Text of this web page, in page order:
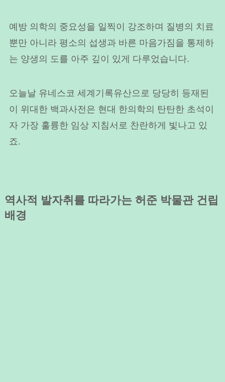
예방 의학의 중요성을 일찍이 강조하며 질병의 치료
뿐만 아니라 평소의 섭생과 바른 마음가짐을 통제하
는 양생의 도를 아주 깊이 있게 다루었습니다.
오늘날 유네스코 세계기록유산으로 당당히 등재된
이 위대한 백과사전은 현대 한의학의 탄탄한 초석이
자 가장 훌륭한 임상 지침서로 찬란하게 빛나고 있
죠.
역사적 발자취를 따라가는 허준 박물관 건립
배경